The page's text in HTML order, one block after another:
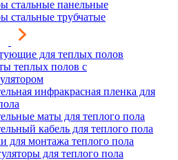
стальные панельные
стальные трубчатые
для теплых полов
теплых полов с
инфракрасная пленка для
маты для теплого пола
кабель для теплого пола
для монтажа теплого пола
для теплого пола